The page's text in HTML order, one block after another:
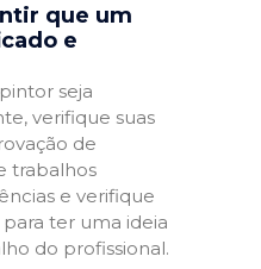
que um
e
seja
verifique suas
de
trabalhos
e verifique
ter uma ideia
do profissional.